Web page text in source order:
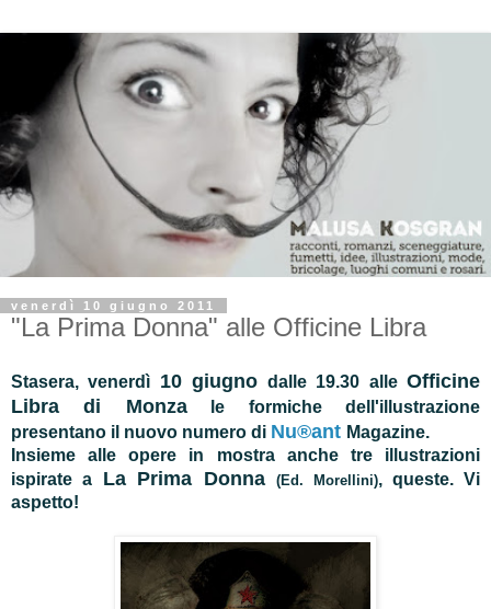
venerdì 10 giugno 2011
"La Prima Donna" alle Officine Libra
Stasera, venerdì 10 giugno dalle 19.30 alleOfficine
Libra di Monzale formiche dell'illustrazione
presentano il nuovo numero di Nu®ant Magazine.
Insieme alle opere in mostra anche tre illustrazioni
ispirate a La Prima Donna (Ed. Morellini), queste. Vi
aspetto!